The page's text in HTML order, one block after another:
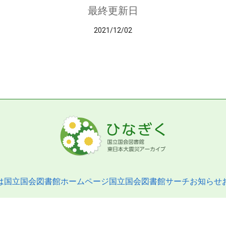
最終更新日
2021/12/02
国立国会図書館ホームページ国立国会図書館サーチお知らせ